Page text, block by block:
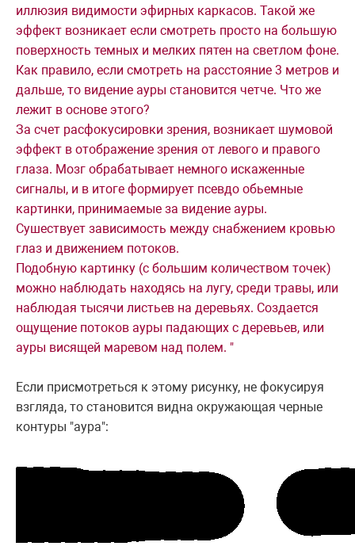
иллюзия видимости эфирных каркасов. Такой же
эффект возникает если смотреть просто на большую
поверхность темных и мелких пятен на светлом фоне.
Как правило, если смотреть на расстояние 3 метров и
дальше, то видение ауры становится четче. Что же
лежит в основе этого?
За счет расфокусировки зрения, возникает шумовой
эффект в отображение зрения от левого и правого
глаза. Мозг обрабатывает немного искаженные
сигналы, и в итоге формирует псевдо обьемные
картинки, принимаемые за видение ауры.
Сушествует зависимость между снабжением кровью
глаз и движением потоков.
Подобную картинку (с большим количеством точек)
можно наблюдать находясь на лугу, среди травы, или
наблюдая тысячи листьев на деревьях. Создается
ощущение потоков ауры падающих с деревьев, или
ауры висящей маревом над полем. "
Если присмотреться к этому рисунку, не фокусируя
взгляда, то становится видна окружающая черные
контуры "аура":